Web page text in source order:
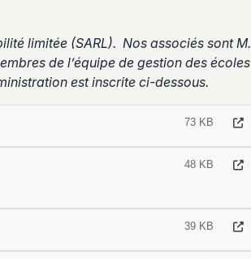
limitée (SARL). Nos associés sont M.
de l’équipe de gestion des écoles
est inscrite ci-dessous.
73 KB
48 KB
39 KB